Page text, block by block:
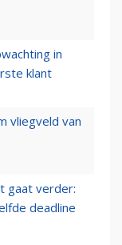
in
klant
vliegveld van
gaat verder:
deadline